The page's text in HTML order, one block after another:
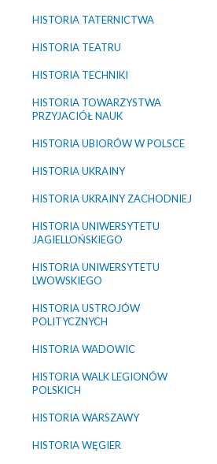
HISTORIA TATERNICTWA
HISTORIA TEATRU
HISTORIA TECHNIKI
HISTORIA TOWARZYSTWA
PRZYJACIÓŁ NAUK
HISTORIA UBIORÓW W POLSCE
HISTORIA UKRAINY
HISTORIA UKRAINY ZACHODNIEJ
HISTORIA UNIWERSYTETU
JAGIELLOŃSKIEGO
HISTORIA UNIWERSYTETU
LWOWSKIEGO
HISTORIA USTROJÓW
POLITYCZNYCH
HISTORIA WADOWIC
HISTORIA WALK LEGIONÓW
POLSKICH
HISTORIA WARSZAWY
HISTORIA WĘGIER